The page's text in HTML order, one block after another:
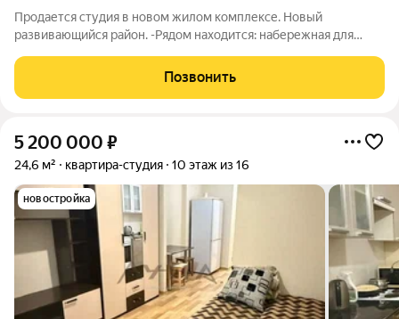
Продается студия в новом жилом комплексе. Новый
развивающийся район. -Рядом находится: набережная для
спортивными площадками. - Новый динамично
развивающийся район без промышленных предприятий и
Позвонить
5 200 000 ₽
24,6 м² квартира-студия 10 этаж из 16
новостройка